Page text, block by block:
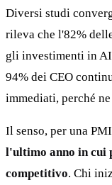
Diversi studi
rileva che l'82%
gli investimenti in AI
94% dei CEO
immediati, perché
Il senso, per una
l'ultimo anno in cui
competitivo. Chi